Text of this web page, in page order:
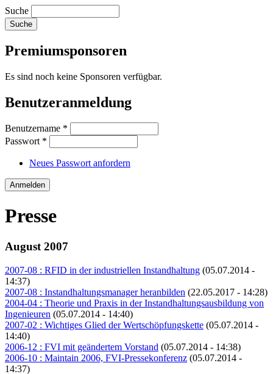
Suche
Premiumsponsoren
Es sind noch keine Sponsoren verfügbar.
Benutzeranmeldung
Benutzername *
Passwort *
Neues Passwort anfordern
Presse
August 2007
2007-08 : RFID in der industriellen Instandhaltung (05.07.2014 -
14:37)
2007-08 : Instandhaltungsmanager heranbilden (22.05.2017 - 14:28)
2004-04 : Theorie und Praxis in der Instandhaltungsausbildung von
Ingenieuren (05.07.2014 - 14:40)
2007-02 : Wichtiges Glied der Wertschöpfungskette (05.07.2014 -
14:40)
2006-12 : FVI mit geändertem Vorstand (05.07.2014 - 14:38)
2006-10 : Maintain 2006, FVI-Pressekonferenz (05.07.2014 -
14:37)